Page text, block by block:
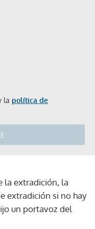
la política de
la extradición, la
extradición si no hay
un portavoz del